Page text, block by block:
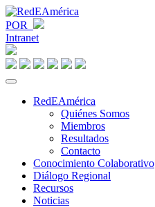
POR
Intranet
RedEAmérica
Quiénes Somos
Miembros
Resultados
Contacto
Conocimiento Colaborativo
Diálogo Regional
Recursos
Noticias